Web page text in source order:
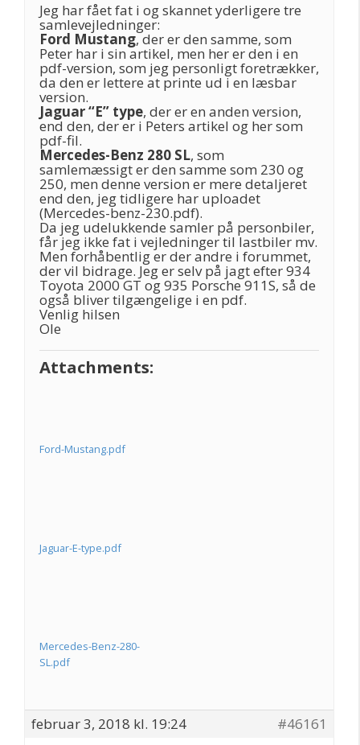
Jeg har fået fat i og skannet yderligere tre
samlevejledninger:
Ford Mustang, der er den samme, som
Peter har i sin artikel, men her er den i en
pdf-version, som jeg personligt foretrækker,
da den er lettere at printe ud i en læsbar
version.
Jaguar “E” type, der er en anden version,
end den, der er i Peters artikel og her som
pdf-fil.
Mercedes-Benz 280 SL, som
samlemæssigt er den samme som 230 og
250, men denne version er mere detaljeret
end den, jeg tidligere har uploadet
(Mercedes-benz-230.pdf).
Da jeg udelukkende samler på personbiler,
får jeg ikke fat i vejledninger til lastbiler mv.
Men forhåbentlig er der andre i forummet,
der vil bidrage. Jeg er selv på jagt efter 934
Toyota 2000 GT og 935 Porsche 911S, så de
også bliver tilgængelige i en pdf.
Venlig hilsen
Ole
Attachments:
Ford-Mustang.pdf
Jaguar-E-type.pdf
Mercedes-Benz-280-
SL.pdf
februar 3, 2018 kl. 19:24
#46161